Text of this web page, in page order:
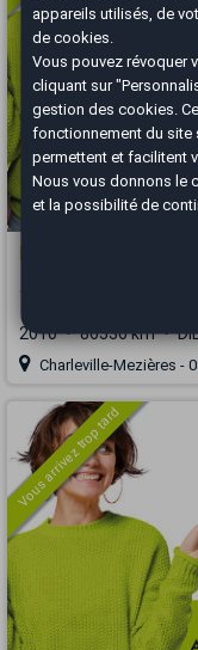
Peugeot Partner
1.6 HDI 75CH 87000KMS
2010 86536 km
Charleville-Mezières -
Vous arrivez trop tard
appareils utilisés, de
de cookies.
Vous pouvez révoquer
cliquant sur
gestion des cookies .
fonctionnement du site
permettent et facilitent
Nous vous donnons le
et la possibilité de